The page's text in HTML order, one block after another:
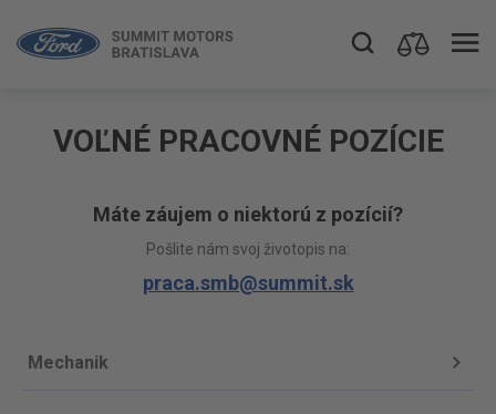
VOĽNÉ PRACOVNÉ POZÍCIE
Máte záujem o niektorú z pozícií?
Pošlite nám svoj životopis na:
praca.smb@summit.sk
Mechanik